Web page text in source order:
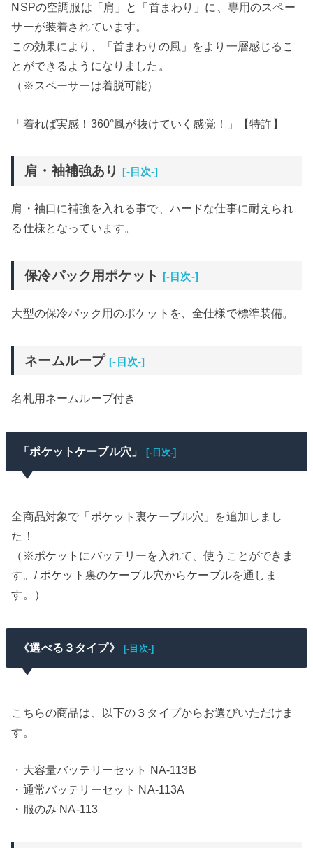
NSPの空調服は「肩」と「首まわり」に、専用のスペー
サーが装着されています。
この効果により、「首まわりの風」をより一層感じるこ
とができるようになりました。
（※スペーサーは着脱可能）
「着れば実感！360°風が抜けていく感覚！」【特許】
肩・袖補強あり [-目次-]
肩・袖口に補強を入れる事で、ハードな仕事に耐えられ
る仕様となっています。
保冷パック用ポケット [-目次-]
大型の保冷パック用のポケットを、全仕様で標準装備。
ネームループ [-目次-]
名札用ネームループ付き
「ポケットケーブル穴」 [-目次-]
全商品対象で「ポケット裏ケーブル穴」を追加しまし
た！
（※ポケットにバッテリーを入れて、使うことができま
す。/ ポケット裏のケーブル穴からケーブルを通しま
す。）
《選べる３タイプ》 [-目次-]
こちらの商品は、以下の３タイプからお選びいただけま
す。
・大容量バッテリーセット NA-113B
・通常バッテリーセット NA-113A
・服のみ NA-113